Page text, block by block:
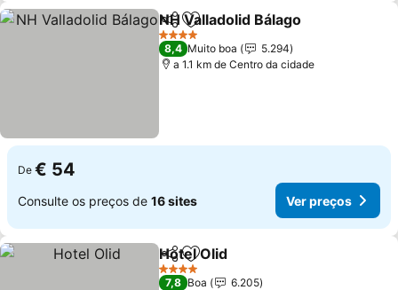
PartilharAdicionar aos favoritos
NH Valladolid Bálago
4 Estrelas
8,4 Muito boa
5.294
a 1.1 km de Centro da cidade
De € 54
Consulte os preços de 16 sites Ver preços
PartilharAdicionar aos favoritos
Hotel Olid
4 Estrelas
7,8 Boa
6.205